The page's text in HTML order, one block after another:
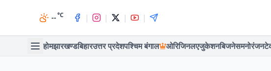
--°C | | | |
होमझारखण्डबिहारउत्तर प्रदेशपश्चिम बंगाल ओरिजिनलएजुकेशनबिजनेसमनोरंजन